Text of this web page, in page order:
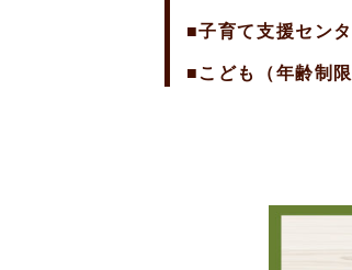
■子育て支援セン
■こども（年齢制